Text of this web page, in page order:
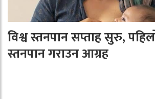
विश्व स्तनपान सप्ताह सुरु,
स्तनपान गराउन आग्रह